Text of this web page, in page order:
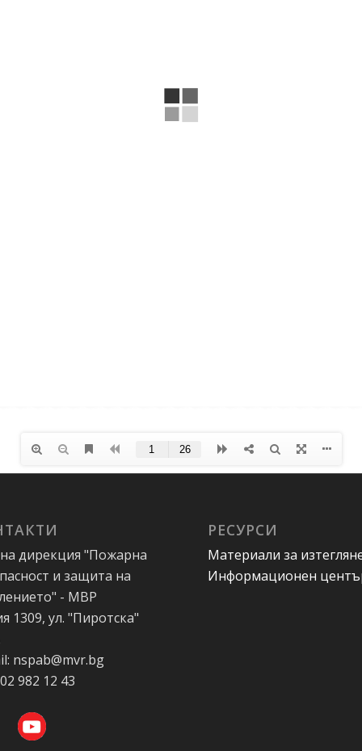
дирекция "Пожарна
и защита на
- МВР
1309, ул. "Пиротска"
nspab@mvr.bg
982 12 43
РЕСУРСИ
Материали за
Информационен